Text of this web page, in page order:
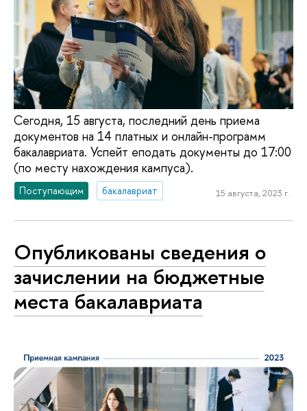
Сегодня, 15 августа, последний день приема
документов на 14 платных и онлайн-программ
бакалавриата. Успейт еподать документы до 17:00
(по месту нахождения кампуса).
Поступающим бакалавриат 15 августа, 2023 г.
Опубликованы сведения о
зачислении на бюджетные
места бакалавриата